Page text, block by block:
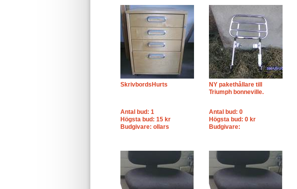
SkrivbordsHurts
Antal bud: 1
Högsta bud: 15 kr
Budgivare: ollars
NY pakethållare till
Triumph bonneville.
Antal bud: 0
Högsta bud: 0 kr
Budgivare: